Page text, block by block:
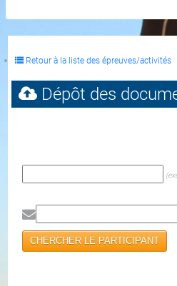
Retour à la liste des épreuves/activités
Dépôt des
CHERCHER LE PARTICIPANT